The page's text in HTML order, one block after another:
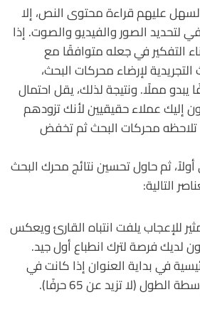
عليهم قراءة محتوى النص، إلا
لتحديد الصور والفيديو والصوت. إذا
التفكير في جعله متوافقًا مع
لإرضاء محركات البحث،
مملًا. ونتيجة لذلك، يقل احتمال
إليك عملاء حقيقيين لأنك تزودهم
محركات البحث ثم تخفض
ثم حاول تحسين نتائج محرك البحث
التالية:
للإعجاب يلفت انتباه القارئ ويعكس
لديك فرصة لترك انطباع أول جيد.
في بداية العنوان إذا كانت في
(لا تزيد عن 65 حرفًا).